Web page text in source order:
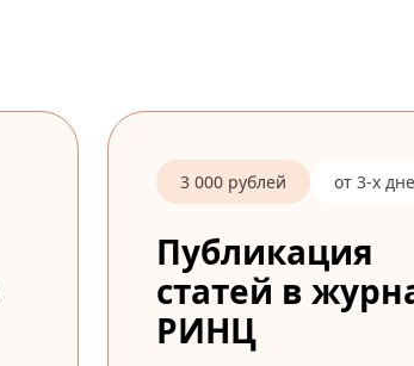
3 000 рублей от 3-х
Публикация
статей в
РИНЦ